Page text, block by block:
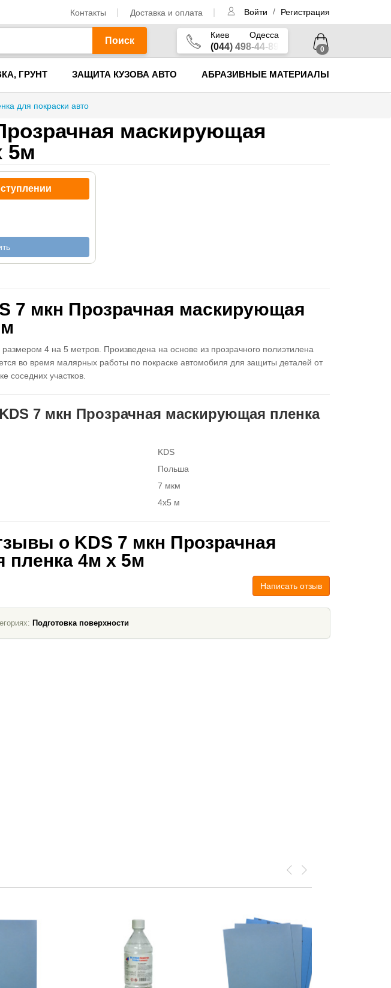
Контакты Доставка и оплата Войти / Регистрация
Поиск
Киев Одесса
(044) 498-44-89 0
ГРУНТ ЗАЩИТА КУЗОВА АВТО АБРАЗИВНЫЕ МАТЕРИАЛЫ
для покраски авто
маскирующая
5м
7 мкн Прозрачная маскирующая
4 на 5 метров. Произведена на основе из прозрачного полиэтилена
во время малярных работы по покраске автомобиля для защиты деталей от
соседних участков.
7 мкн Прозрачная маскирующая пленка
KDS
Польша
7 мкм
4х5 м
о KDS 7 мкн Прозрачная
пленка 4м х 5м
Написать отзыв
Подготовка поверхности